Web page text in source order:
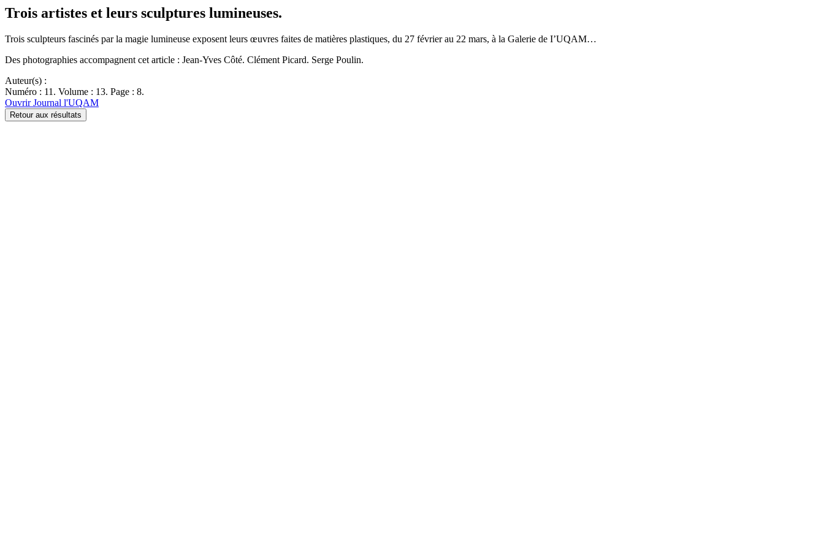
Trois artistes et leurs sculptures lumineuses.
Trois sculpteurs fascinés par la magie lumineuse exposent leurs œuvres faites de matières plastiques, du 27 février au 22 mars, à la Galerie de I’UQAM…
Des photographies accompagnent cet article : Jean-Yves Côté. Clément Picard. Serge Poulin.
Auteur(s) :
Numéro : 11. Volume : 13. Page : 8.
Ouvrir Journal l'UQAM
Retour aux résultats